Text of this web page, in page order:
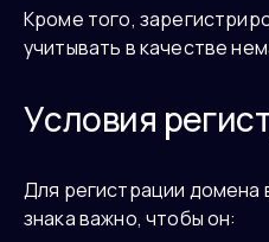
Кроме того,
учитывать в качестве
Условия
Для регистрации домена
знака важно, чтобы он: